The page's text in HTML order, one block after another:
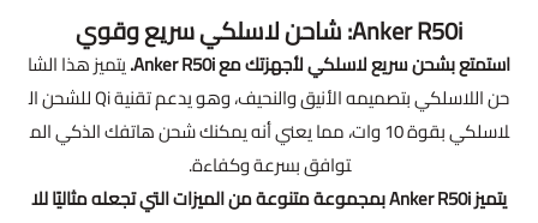
Anker R50i: شاحن لاسلكي سريع وقوي
استمتع بشحن سريع لاسلكي لأجهزتك مع Anker R50i.
يتميز هذا الشا
حن اللاسلكي بتصميمه الأنيق والنحيف، وهو يدعم تقنية Qi للشحن ال
لاسلكي بقوة 10 وات، مما يعني أنه يمكنك شحن هاتفك الذكي الم
توافق بسرعة وكفاءة.
يتميز Anker R50i بمجموعة متنوعة من الميزات التي تجعله مثاليًا للا